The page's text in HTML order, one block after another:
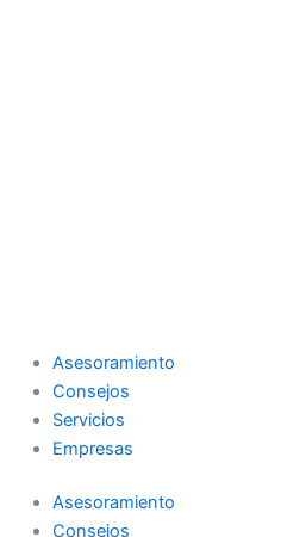
Asesoramiento
Consejos
Servicios
Empresas
Asesoramiento
Consejos